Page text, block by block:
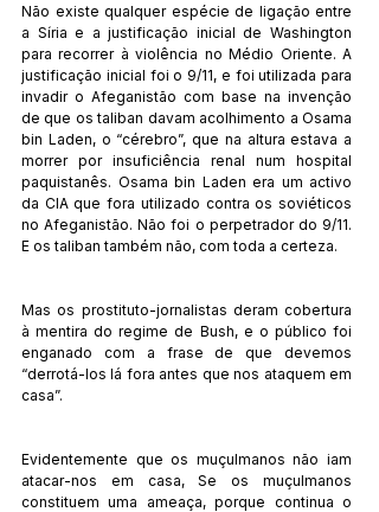
Não existe qualquer espécie de ligação entre
a Síria e a justificação inicial de Washington
para recorrer à violência no Médio Oriente. A
justificação inicial foi o 9/11, e foi utilizada para
invadir o Afeganistão com base na invenção
de que os taliban davam acolhimento a Osama
bin Laden, o “cérebro”, que na altura estava a
morrer por insuficiência renal num hospital
paquistanês. Osama bin Laden era um activo
da CIA que fora utilizado contra os soviéticos
no Afeganistão. Não foi o perpetrador do 9/11.
E os taliban também não, com toda a certeza.
Mas os prostituto-jornalistas deram cobertura
à mentira do regime de Bush, e o público foi
enganado com a frase de que devemos
“derrotá-los lá fora antes que nos ataquem em
casa”.
Evidentemente que os muçulmanos não iam
atacar-nos em casa, Se os muçulmanos
constituem uma ameaça, porque continua o